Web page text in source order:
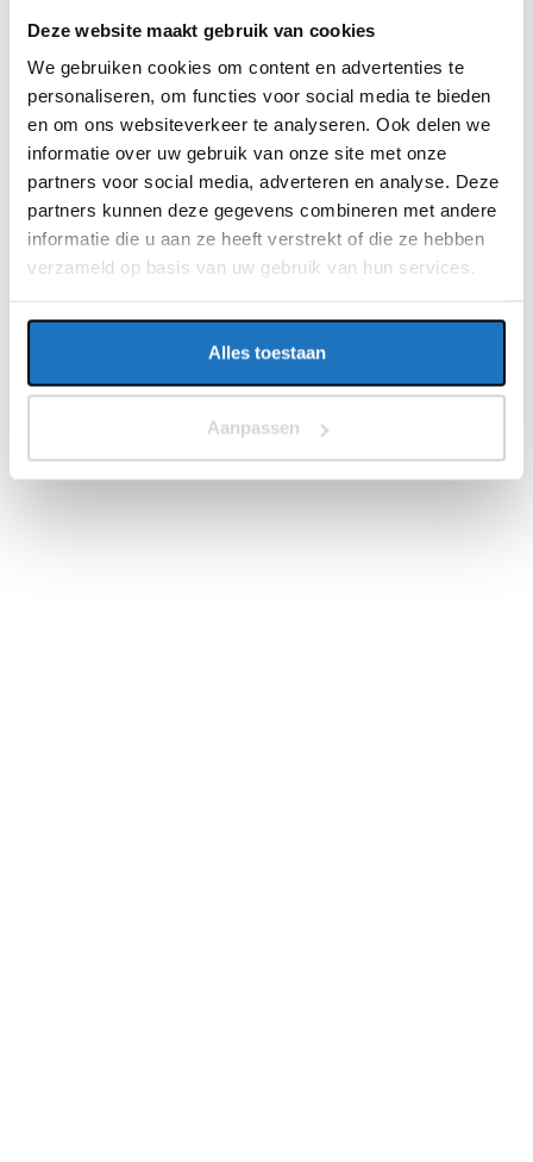
Deze website maakt gebruik van cookies
We gebruiken cookies om content en advertenties te
personaliseren, om functies voor social media te bieden
en om ons websiteverkeer te analyseren. Ook delen we
informatie over uw gebruik van onze site met onze
partners voor social media, adverteren en analyse. Deze
partners kunnen deze gegevens combineren met andere
informatie die u aan ze heeft verstrekt of die ze hebben
verzameld op basis van uw gebruik van hun services.
Alles toestaan
Aanpassen